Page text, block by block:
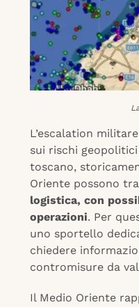
L’escalation
sui rischi
toscano,
Oriente possono
logistica, con
operazioni. Per
uno sportello
chiedere
contromisure da
Il Medio Oriente